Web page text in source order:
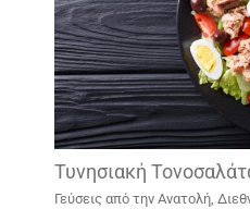
Τυνησιακή
Γεύσεις από την Ανατολή,